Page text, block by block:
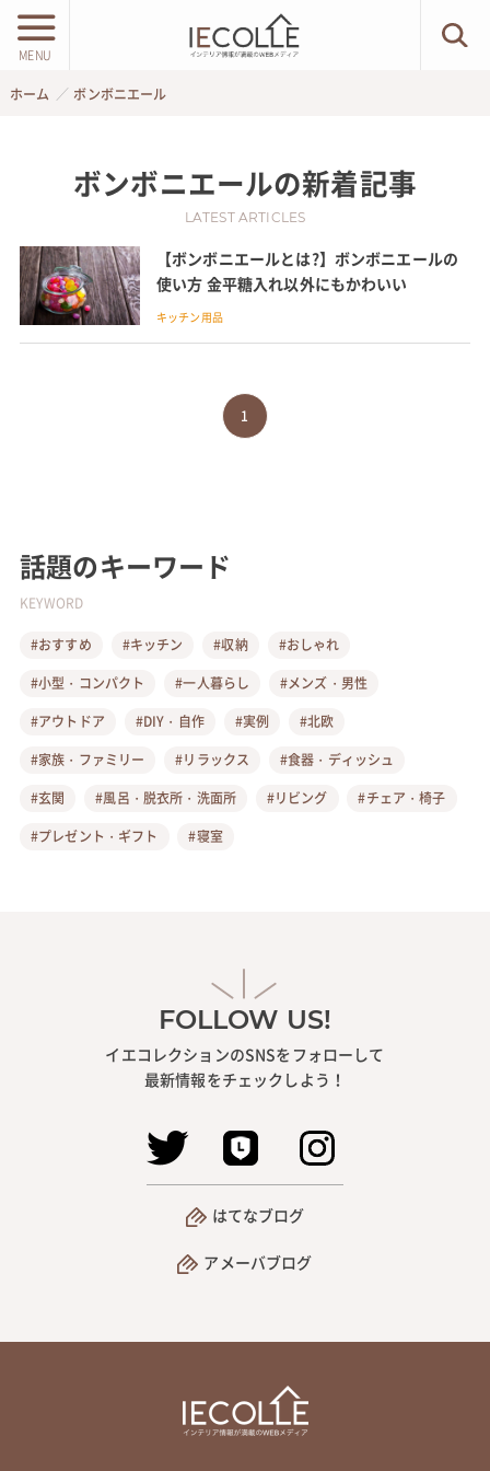
MENU
ホーム ボンボニエール
ボンボニエールの新着記事
LATEST ARTICLES
【ボンボニエールとは?】ボンボニエールの
使い方 金平糖入れ以外にもかわいい
キッチン用品
1
話題のキーワード
KEYWORD
#おすすめ #キッチン #収納
#おしゃれ
#小型・コンパクト
#一人暮らし
#メンズ・男性
#アウトドア
#DIY・自作 #実例
#北欧
#家族・ファミリー
#リラックス
#食器・ディッシュ
#玄関
#風呂・脱衣所・洗面所 #リビング
#チェア・椅子
#プレゼント・ギフト
#寝室
FOLLOW US!
イエコレクションのSNSをフォローして
最新情報をチェックしよう！
はてなブログ
アメーバブログ